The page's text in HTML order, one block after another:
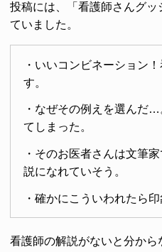
投稿には、「看護師さんグ
ていました。
・いいコンビネーション
す。
・なぜその例えを選んだ
てしまった。
・そのお医者さんは文筆
説になれていそう。
・確かにこういわれたら
看護師の解説がないと分から